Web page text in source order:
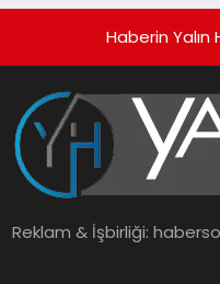
Haberin
Reklam & İşbirliği: